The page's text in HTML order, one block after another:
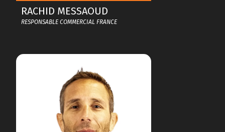
RACHID MESSAOUD
RESPONSABLE COMMERCIAL FRANCE